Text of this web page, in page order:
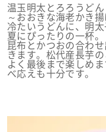
温玉明太とろろうどん
～おおきな海老かき
冷たいうどんに、明太
夏にぴったりの一杯。
昆布とかつおの合わ
きます。松代産長芋
よく最後まで楽しめ
べ応えも十分です。